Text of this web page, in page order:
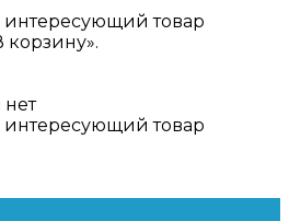
интересующий товар
интересующий товар